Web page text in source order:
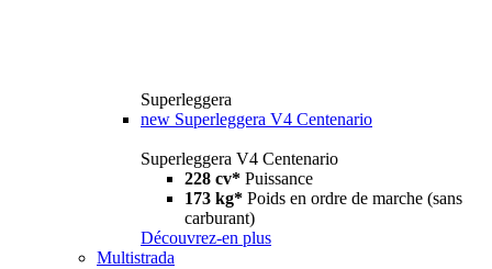
Superleggera
new Superleggera V4 Centenario
Superleggera V4 Centenario
228 cv* Puissance
173 kg* Poids en ordre de marche (sans
carburant)
Découvrez-en plus
Multistrada